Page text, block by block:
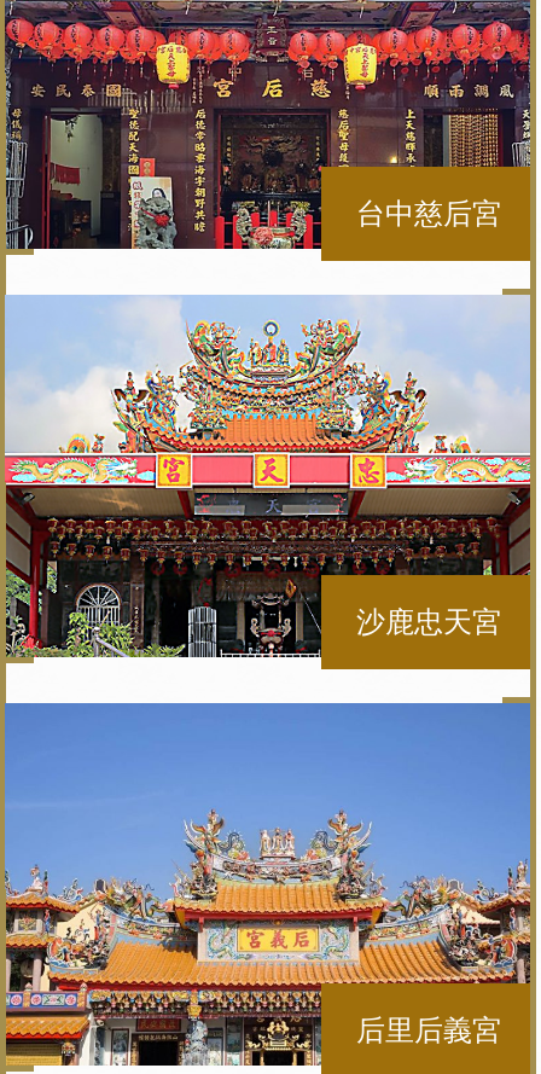
台中慈后宮
沙鹿忠天宮
后里后義宮